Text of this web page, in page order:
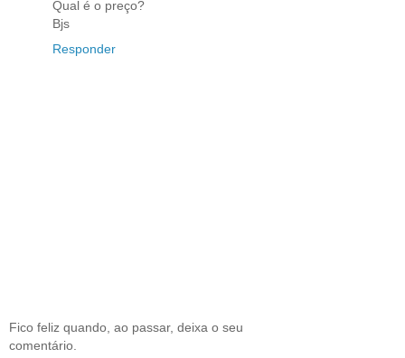
Qual é o preço?
Bjs
Responder
Fico feliz quando, ao passar, deixa o seu
comentário.